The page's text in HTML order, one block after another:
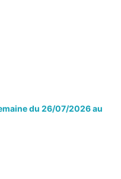
du 26/07/2026 au